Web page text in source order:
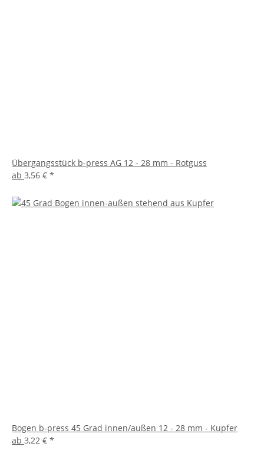
Übergangsstück b-press AG 12 - 28 mm - Rotguss
ab 3,56 € *
Bogen b-press 45 Grad innen/außen 12 - 28 mm - Kupfer
ab 3,22 € *